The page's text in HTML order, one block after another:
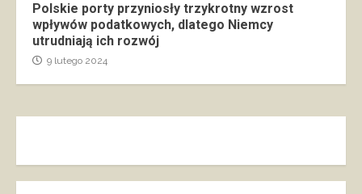
Polskie porty przyniosły trzykrotny wzrost
wpływów podatkowych, dlatego Niemcy
utrudniają ich rozwój
9 lutego 2024